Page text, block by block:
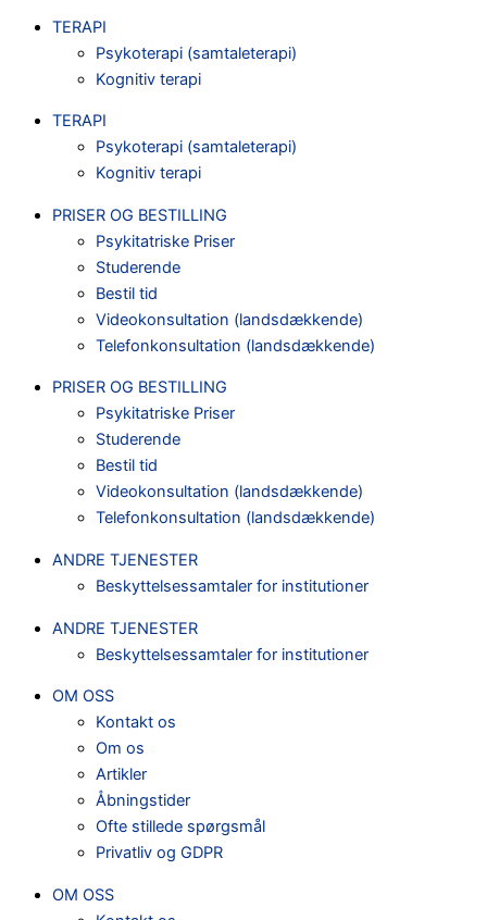
TERAPI
Psykoterapi (samtaleterapi)
Kognitiv terapi
TERAPI
Psykoterapi (samtaleterapi)
Kognitiv terapi
PRISER OG BESTILLING
Psykitatriske Priser
Studerende
Bestil tid
Videokonsultation (landsdækkende)
Telefonkonsultation (landsdækkende)
PRISER OG BESTILLING
Psykitatriske Priser
Studerende
Bestil tid
Videokonsultation (landsdækkende)
Telefonkonsultation (landsdækkende)
ANDRE TJENESTER
Beskyttelsessamtaler for institutioner
ANDRE TJENESTER
Beskyttelsessamtaler for institutioner
OM OSS
Kontakt os
Om os
Artikler
Åbningstider
Ofte stillede spørgsmål
Privatliv og GDPR
OM OSS